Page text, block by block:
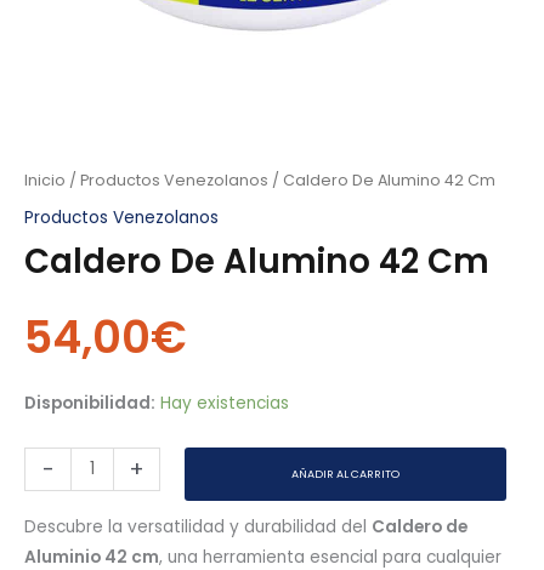
Inicio / Productos Venezolanos / Caldero De Alumino 42 Cm
Productos Venezolanos
Caldero De Alumino 42 Cm
54,00€
Disponibilidad: Hay existencias
- + AÑADIR AL CARRITO
Descubre la versatilidad y durabilidad del Caldero de
Aluminio 42 cm, una herramienta esencial para cualquier